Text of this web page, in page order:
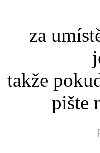
za
takže
pište